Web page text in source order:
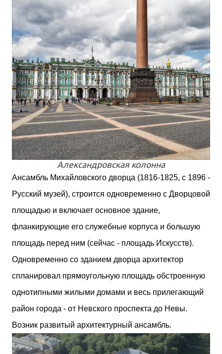
Александровская колонна
Ансамбль Михайловского дворца (1816-1825, с 1896 -
Русский музей), строится одновременно с Дворцовой
площадью и включает основное здание,
фланкирующие его служебные корпуса и большую
площадь перед ним (сейчас - площадь Искусств).
Одновременно со зданием дворца архитектор
спланировал прямоугольную площадь обстроенную
однотипными жилыми домами и весь прилегающий
район города - от Невского проспекта до Невы.
Возник развитый архитектурный ансамбль.